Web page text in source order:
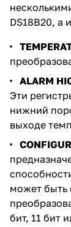
DS18B20, а
ALARM
Эти
нижний
выходе
может быть
бит, 11 бит